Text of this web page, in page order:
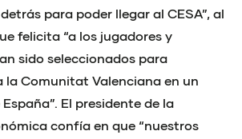
para poder llegar al CESA”, al
felicita “a los jugadores y
sido seleccionados para
la Comunitat Valenciana en un
El presidente de la
confía en que “nuestros